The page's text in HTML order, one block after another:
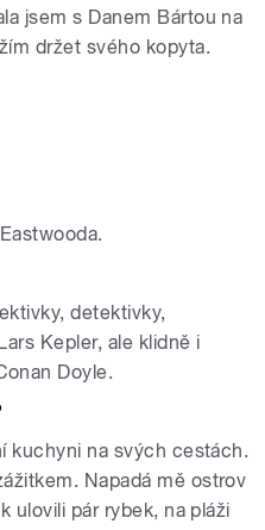
jsem s Danem Bártou na
držet svého kopyta.
detektivky,
Kepler, ale klidně i
Doyle.
kuchyni na svých cestách.
Napadá mě ostrov
ulovili pár rybek, na pláži